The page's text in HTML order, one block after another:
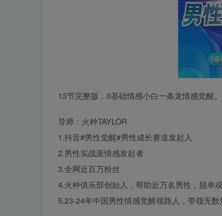
13节完整版，0基础情感小白一条龙情感觉醒。
导师：火种TAYLOR
1.抖音#男性觉醒#男性成长赛道发起人
2.男性实战派情感发起者
3.全网近百万粉丝
4.火种俱乐部创始人，帮助近万名男性，脱单
5.23-24年中国男性情感觉醒领路人，带领无